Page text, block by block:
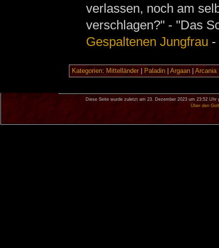
verlassen, noch am
verschlagen?" - "Das
Gespaltenen Jungfrau
Kategorien: Mittelländer| Paladin| Argaan| Arcania
Diese Seite wurde zuletzt am 23. Dezember 2023 um 23:52 Uhr
Über den